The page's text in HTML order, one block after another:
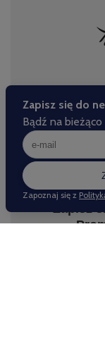
Zapisz